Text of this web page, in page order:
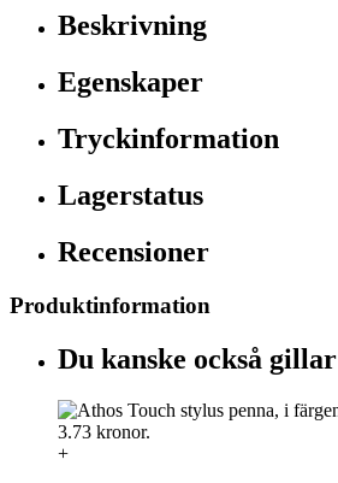
Beskrivning
Egenskaper
Tryckinformation
Lagerstatus
Recensioner
Produktinformation
Du kanske också gillar
+